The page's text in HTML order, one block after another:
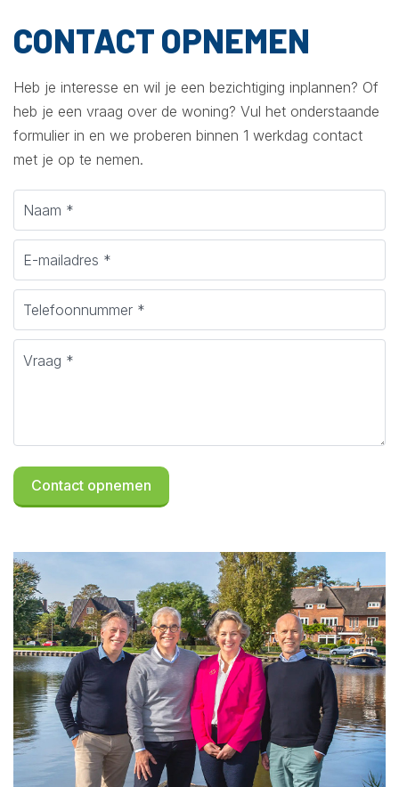
CONTACT OPNEMEN
Heb je interesse en wil je een bezichtiging inplannen? Of
heb je een vraag over de woning? Vul het onderstaande
formulier in en we proberen binnen 1 werkdag contact
met je op te nemen.